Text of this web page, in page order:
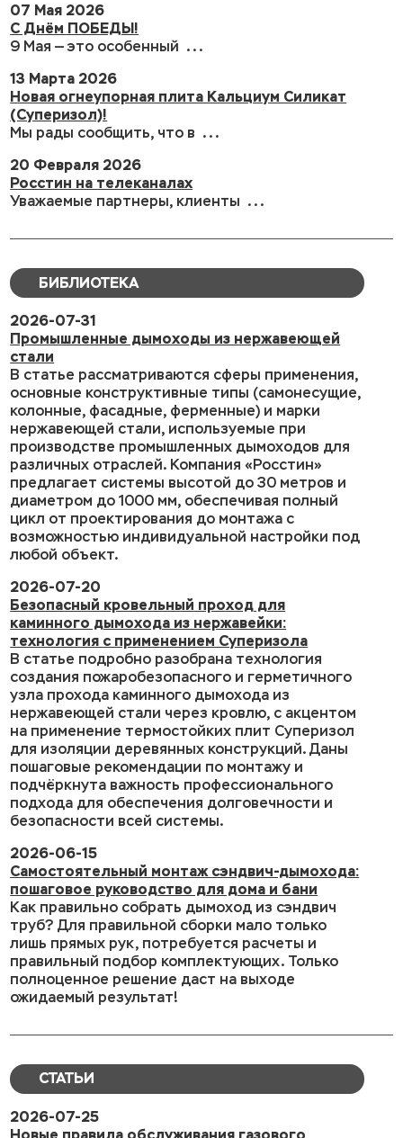
07 Мая 2026
С Днём ПОБЕДЫ!
9 Мая — это особенный ...
13 Марта 2026
Новая огнеупорная плита Кальциум Силикат
(Суперизол)!
Мы рады сообщить, что в ...
20 Февраля 2026
Росстин на телеканалах
Уважаемые партнеры, клиенты ...
БИБЛИОТЕКА
2026-07-31
Промышленные дымоходы из нержавеющей
стали
В статье рассматриваются сферы применения,
основные конструктивные типы (самонесущие,
колонные, фасадные, ферменные) и марки
нержавеющей стали, используемые при
производстве промышленных дымоходов для
различных отраслей. Компания «Росстин»
предлагает системы высотой до 30 метров и
диаметром до 1000 мм, обеспечивая полный
цикл от проектирования до монтажа с
возможностью индивидуальной настройки под
любой объект.
2026-07-20
Безопасный кровельный проход для
каминного дымохода из нержавейки:
технология с применением Суперизола
В статье подробно разобрана технология
создания пожаробезопасного и герметичного
узла прохода каминного дымохода из
нержавеющей стали через кровлю, с акцентом
на применение термостойких плит Суперизол
для изоляции деревянных конструкций. Даны
пошаговые рекомендации по монтажу и
подчёркнута важность профессионального
подхода для обеспечения долговечности и
безопасности всей системы.
2026-06-15
Самостоятельный монтаж сэндвич-дымохода:
пошаговое руководство для дома и бани
Как правильно собрать дымоход из сэндвич
труб? Для правильной сборки мало только
лишь прямых рук, потребуется расчеты и
правильный подбор комплектующих. Только
полноценное решение даст на выходе
ожидаемый результат!
СТАТЬИ
2026-07-25